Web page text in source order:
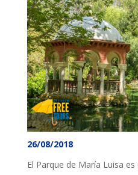
26/08/2018
El Parque de María Luisa